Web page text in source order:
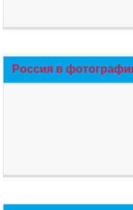
Россия в